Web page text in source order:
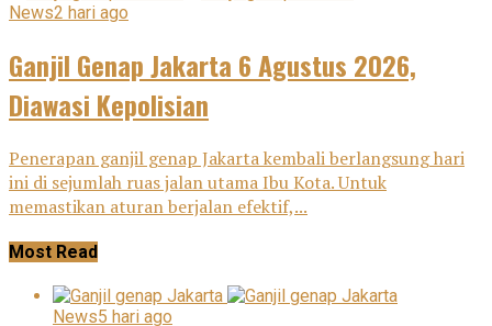
News2 hari ago
Ganjil Genap Jakarta 6 Agustus 2026,
Diawasi Kepolisian
Penerapan ganjil genap Jakarta kembali berlangsung hari
ini di sejumlah ruas jalan utama Ibu Kota. Untuk
memastikan aturan berjalan efektif,...
Most Read
News5 hari ago